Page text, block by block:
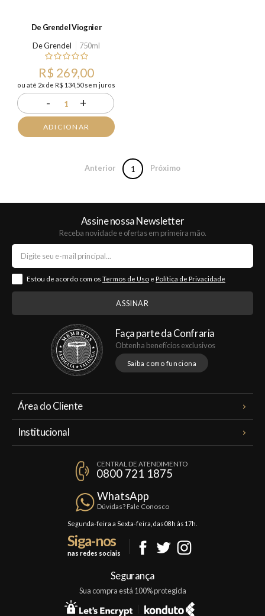
De Grendel Viognier
De Grendel
750ml
R$ 269,00
ou até 2x de R$ 134,50 sem juros
- 1 +
ADICIONAR
Anterior 1 Próximo
Assine nossa Newsletter
Receba novidade e ofertas em primeira mão.
Estou de acordo com os Termos de Uso e Política de Privacidade
Faça parte da Confraria
Obtenha benefícios exclusivos
Saiba como funciona
Área do Cliente
Institucional
Política de Privacidade
Trocas e Devoluções
Formas de Pagamento
CENTRAL DE ATENDIMENTO
0800 721 1875
WhatsApp
Dúvidas? Fale Conosco
Segunda-feira a Sexta-feira, das 08h às 17h.
Siga-nos
nas redes sociais
Segurança
Sua compra está 100% protegida